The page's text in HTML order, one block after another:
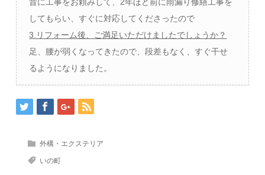
してもらい、すぐに対応してくださったので
3.リフォーム後、ご満足いただけましたでしょうか？
足、腰が弱くなってきたので、段差もなく、すぐ干せ
るようになりました。
外構・エクステリア
いの町